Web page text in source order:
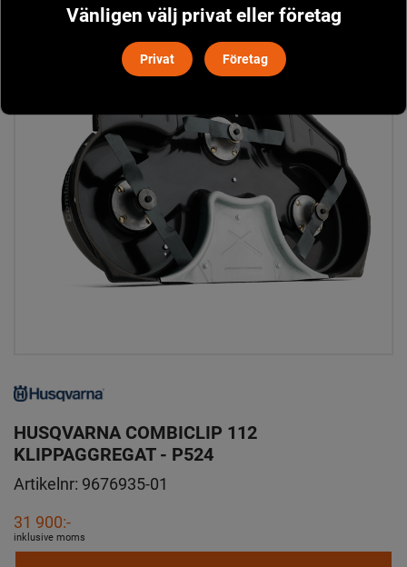
HUSQVARNA COMBICLIP 112
KLIPPAGGREGAT - P524
Artikelnr: 9676935-01
31 900:-
inklusive moms
Vänligen välj privat eller företag
Privat Företag